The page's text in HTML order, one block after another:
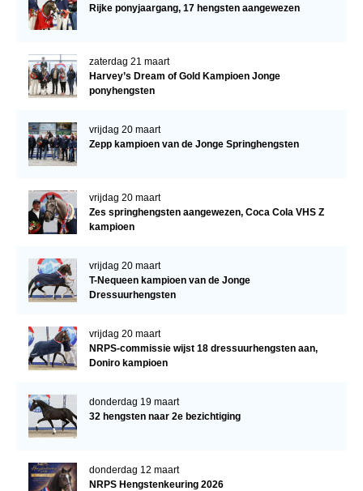
Rijke ponyjaargang, 17 hengsten aangewezen
zaterdag 21 maart
Harvey’s Dream of Gold Kampioen Jonge
ponyhengsten
vrijdag 20 maart
Zepp kampioen van de Jonge Springhengsten
vrijdag 20 maart
Zes springhengsten aangewezen, Coca Cola VHS Z
kampioen
vrijdag 20 maart
T-Nequeen kampioen van de Jonge
Dressuurhengsten
vrijdag 20 maart
NRPS-commissie wijst 18 dressuurhengsten aan,
Doniro kampioen
donderdag 19 maart
32 hengsten naar 2e bezichtiging
donderdag 12 maart
NRPS Hengstenkeuring 2026